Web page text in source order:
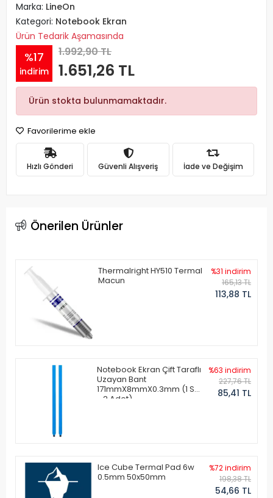
Marka: LineOn
Kategori: Notebook Ekran
Ürün Tedarik Aşamasında
%17
indirim
1.992,90 TL
1.651,26 TL
Ürün stokta bulunmamaktadır.
Favorilerime ekle
Hızlı Gönderi Güvenli Alışveriş İade ve Değişim
Önerilen Ürünler
Thermalright HY510 Termal
Macun
%31 indirim
165,13 TL
113,88 TL
Notebook Ekran Çift Taraflı
Uzayan Bant
171mmX8mmX0.3mm (1 Set
- 2 Adet)
%63 indirim
227,76 TL
85,41 TL
Ice Cube Termal Pad 6w
0.5mm 50x50mm
%72 indirim
198,38 TL
54,66 TL